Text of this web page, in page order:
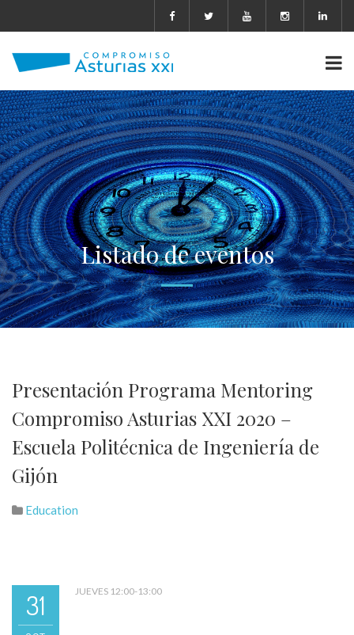
Listado de eventos
Presentación Programa Mentoring
Compromiso Asturias XXI 2020 –
Escuela Politécnica de Ingeniería de
Gijón
Education
31 JUEVES 12:00-13:00